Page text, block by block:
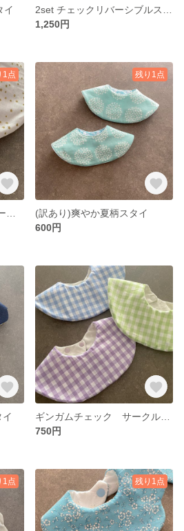
イ
1,250円
1点 残り1点
(訳あり)爽やか夏柄スタイ
600円
750円
1点 残り1点